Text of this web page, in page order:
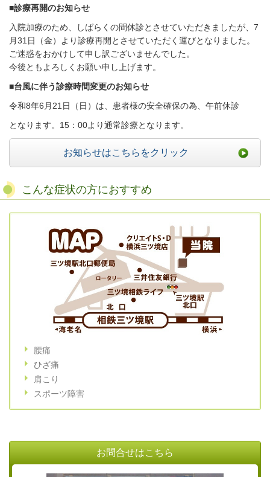
■診療再開のお知らせ
入院加療のため、しばらくの間休診とさせていただきましたが、7
月31日（金）より診療再開とさせていただく運びとなりました。
ご迷惑をおかけして申し訳ございませんでした。
今後ともよろしくお願い申し上げます。
■台風に伴う診療時間変更のお知らせ
令和8年6月21日（日）は、患者様の安全確保の為、午前休診
となります。15：00より通常診療となります。
お知らせはこちらをクリック
こんな症状の方におすすめ
腰痛
ひざ痛
肩こり
スポーツ障害
お問合せはこちら